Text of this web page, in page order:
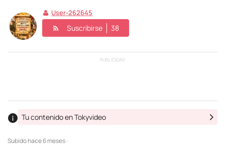
User-262645
Suscribirse 38
PUBLICIDAD
Subidohace 6 meses ·
Tu contenido en Tokyvideo